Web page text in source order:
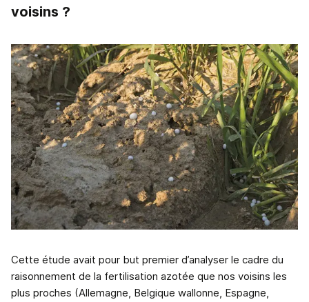
voisins ?
Cette étude avait pour but premier d’analyser le cadre du
raisonnement de la fertilisation azotée que nos voisins les
plus proches (Allemagne, Belgique wallonne, Espagne,